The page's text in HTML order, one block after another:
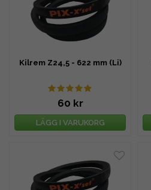
Kilrem Z24,5 - 622 mm (Li)
60 kr
LÄGG I VARUKORG